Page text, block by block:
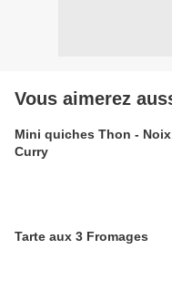
Vous aimerez
Mini quiches Thon -
Curry
Tarte aux 3 Fromages